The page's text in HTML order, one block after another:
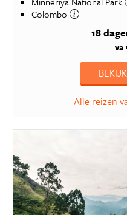
Colombo
18
va
Alle reizen